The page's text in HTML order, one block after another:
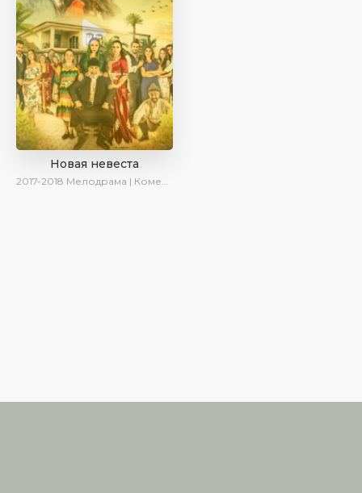
Новая невеста
2017-2018 Мелодрама | Комедия | SesDizi